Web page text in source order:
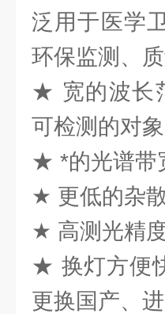
泛用于医学
环保监测、
★ 宽的波长
可检测的对象
★ *的光谱带
★ 更低的杂
★ 高测光精
★ 换灯方便
更换国产、